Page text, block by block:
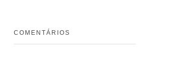
COMENTÁRIOS